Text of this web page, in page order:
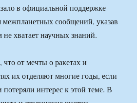
в официальной поддержке
межпланетных сообщений, указав
не хватает научных знаний.
от мечты о ракетах и
их отделяют многие годы, если
потеряли интерес к этой теме. В